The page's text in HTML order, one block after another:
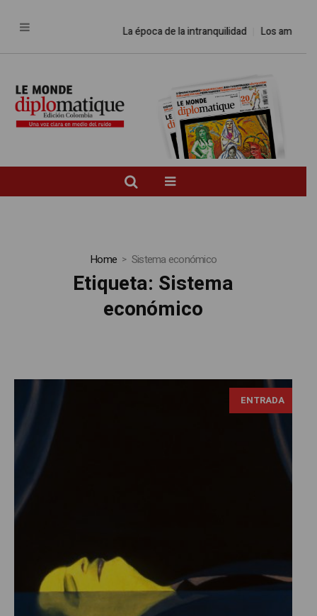
La época de la intranquilidad Los amos
Home Sistema económico
Etiqueta: Sistema
económico
ENTRADA